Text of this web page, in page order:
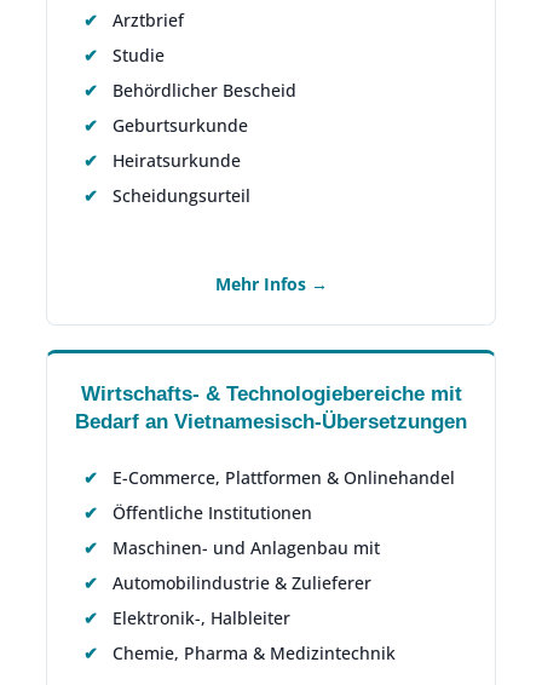
Arztbrief
Studie
Behördlicher Bescheid
Geburtsurkunde
Heiratsurkunde
Scheidungsurteil
Mehr Infos →
Wirtschafts- & Technologiebereiche mit
Bedarf an Vietnamesisch-Übersetzungen
E-Commerce, Plattformen & Onlinehandel
Öffentliche Institutionen
Maschinen- und Anlagenbau mit
Automobilindustrie & Zulieferer
Elektronik-, Halbleiter
Chemie, Pharma & Medizintechnik